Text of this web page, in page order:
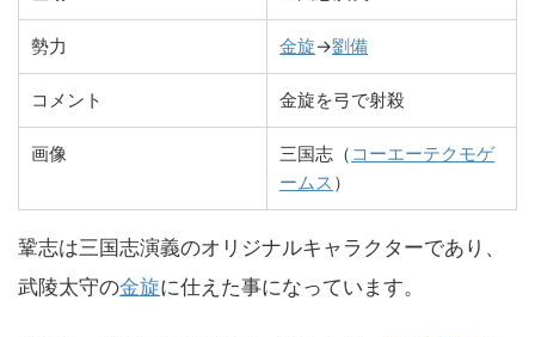
勢力 金旋→劉備
コメント 金旋を弓で射殺
画像 三国志（ コーエーテクモゲ
ームス ）
鞏志は三国志演義のオリジナルキャラクターであり、
武陵太守の金旋に仕えた事になっています。